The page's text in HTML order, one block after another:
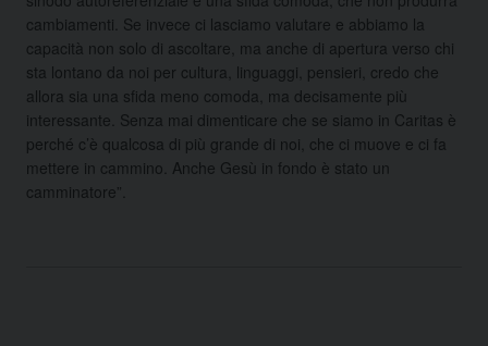
cambiamenti. Se invece ci lasciamo valutare e abbiamo la
capacità non solo di ascoltare, ma anche di apertura verso chi
sta lontano da noi per cultura, linguaggi, pensieri, credo che
allora sia una sfida meno comoda, ma decisamente più
interessante. Senza mai dimenticare che se siamo in Caritas è
perché c’è qualcosa di più grande di noi, che ci muove e ci fa
mettere in cammino. Anche Gesù in fondo è stato un
camminatore”.